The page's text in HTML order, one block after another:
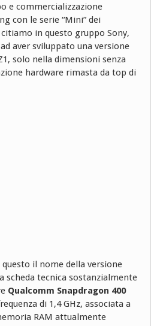
e commercializzazione
con le serie “Mini” dei
in questo gruppo Sony,
aver sviluppato una versione
solo nella dimensioni senza
hardware rimasta da top di
questo il nome della versione
scheda tecnica sostanzialmente
Qualcomm Snapdragon 400
di 1,4 GHz, associata a
RAM attualmente